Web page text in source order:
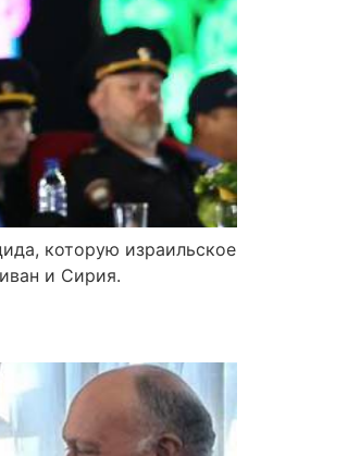
которую израильское
и Сирия.